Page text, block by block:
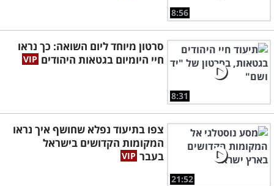
8:56
8:31
סרטון מיוחד ליום השואה: כך נראו
חיי היומיום בגטאות היהודים
21:52
צפו בתיעוד נפלא שחושף איך נראו
המקומות הקדושים בישראל
בעבר